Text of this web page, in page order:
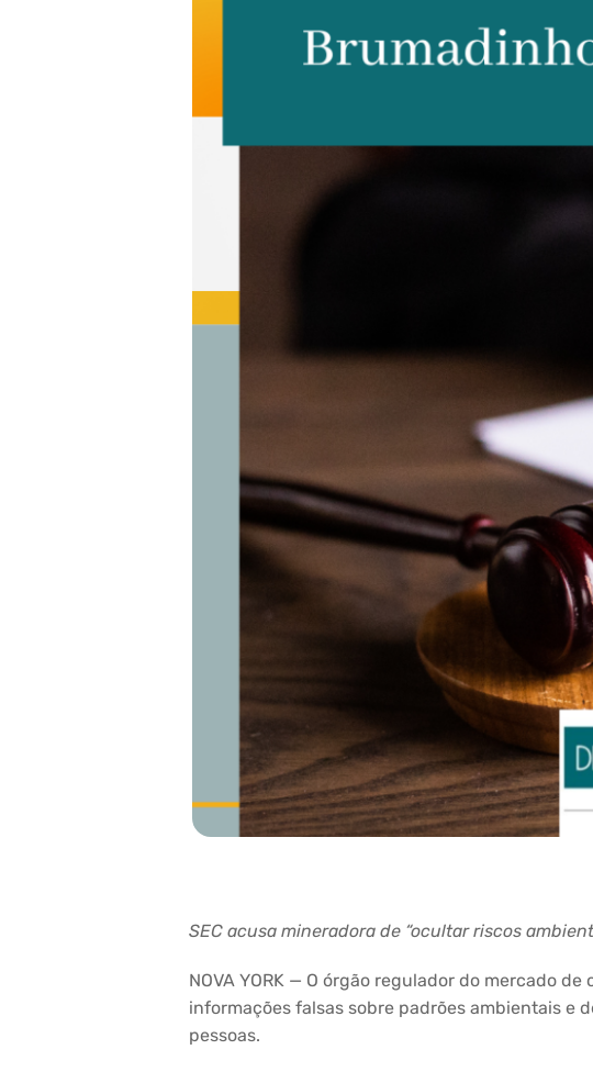
SEC acusa mineradora de “ocultar riscos
NOVA YORK — O órgão regulador do mercado
informações falsas sobre padrões ambientais e
pessoas.